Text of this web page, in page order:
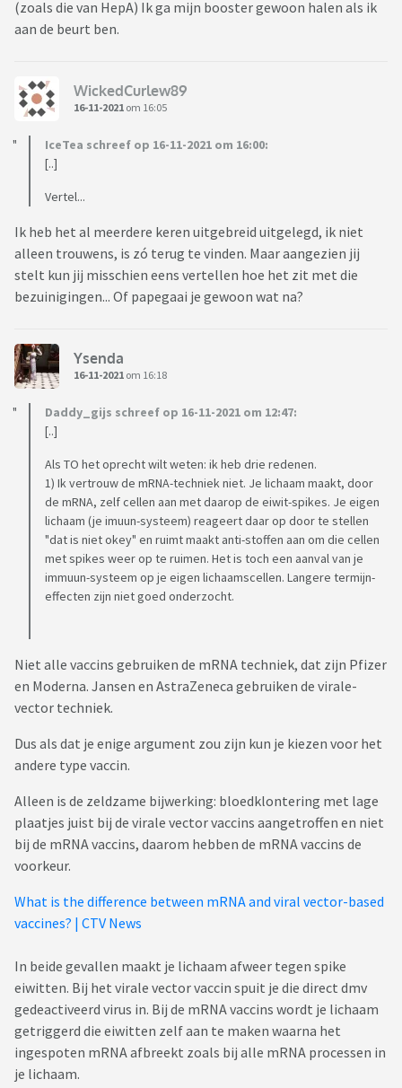
(zoals die van HepA) Ik ga mijn booster gewoon halen als ik
aan de beurt ben.
WickedCurlew89
16-11-2021 om 16:05
IceTea schreef op 16-11-2021 om 16:00:
[..]
Vertel...
Ik heb het al meerdere keren uitgebreid uitgelegd, ik niet
alleen trouwens, is zó terug te vinden. Maar aangezien jij
stelt kun jij misschien eens vertellen hoe het zit met die
bezuinigingen... Of papegaai je gewoon wat na?
Ysenda
16-11-2021 om 16:18
Daddy_gijs schreef op 16-11-2021 om 12:47:
[..]
Als TO het oprecht wilt weten: ik heb drie redenen.
1) Ik vertrouw de mRNA-techniek niet. Je lichaam maakt, door
de mRNA, zelf cellen aan met daarop de eiwit-spikes. Je eigen
lichaam (je imuun-systeem) reageert daar op door te stellen
"dat is niet okey" en ruimt maakt anti-stoffen aan om die cellen
met spikes weer op te ruimen. Het is toch een aanval van je
immuun-systeem op je eigen lichaamscellen. Langere termijn-
effecten zijn niet goed onderzocht.
Niet alle vaccins gebruiken de mRNA techniek, dat zijn Pfizer
en Moderna. Jansen en AstraZeneca gebruiken de virale-
vector techniek.
Dus als dat je enige argument zou zijn kun je kiezen voor het
andere type vaccin.
Alleen is de zeldzame bijwerking: bloedklontering met lage
plaatjes juist bij de virale vector vaccins aangetroffen en niet
bij de mRNA vaccins, daarom hebben de mRNA vaccins de
voorkeur.
What is the difference between mRNA and viral vector-based
vaccines? | CTV News
In beide gevallen maakt je lichaam afweer tegen spike
eiwitten. Bij het virale vector vaccin spuit je die direct dmv
gedeactiveerd virus in. Bij de mRNA vaccins wordt je lichaam
getriggerd die eiwitten zelf aan te maken waarna het
ingespoten mRNA afbreekt zoals bij alle mRNA processen in
je lichaam.